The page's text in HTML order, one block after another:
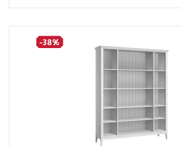
-38%